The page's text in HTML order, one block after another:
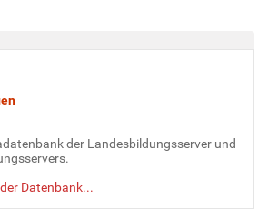
der Landesbildungsserver und
Datenbank...